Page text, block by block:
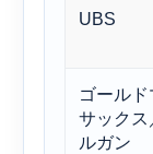
UBS
ゴールド
サックス
ルガン